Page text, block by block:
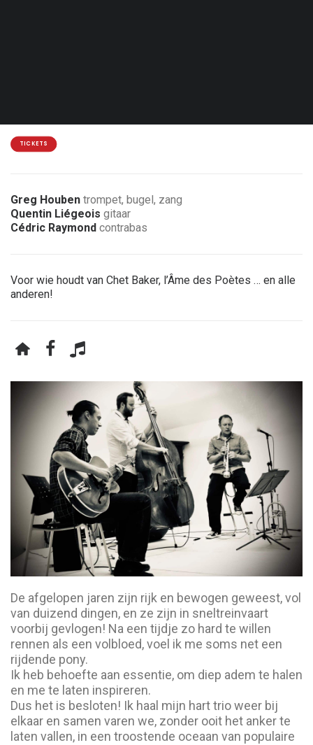
De afgelopen jaren zijn rijk en bewogen geweest, vol
van duizend dingen, en ze zijn in sneltreinvaart
voorbij gevlogen! Na een tijdje zo hard te willen
rennen als een volbloed, voel ik me soms net een
rijdende pony.
Ik heb behoefte aan essentie, om diep adem te halen
en me te laten inspireren.
Dus het is besloten! Ik haal mijn hart trio weer bij
elkaar en samen varen we, zonder ooit het anker te
laten vallen, in een troostende oceaan van populaire
TICKETS
Greg Houben trompet, bugel, zang
Quentin Liégeois gitaar
Cédric Raymond contrabas
Voor wie houdt van Chet Baker, l’Âme des Poètes … en alle
anderen!